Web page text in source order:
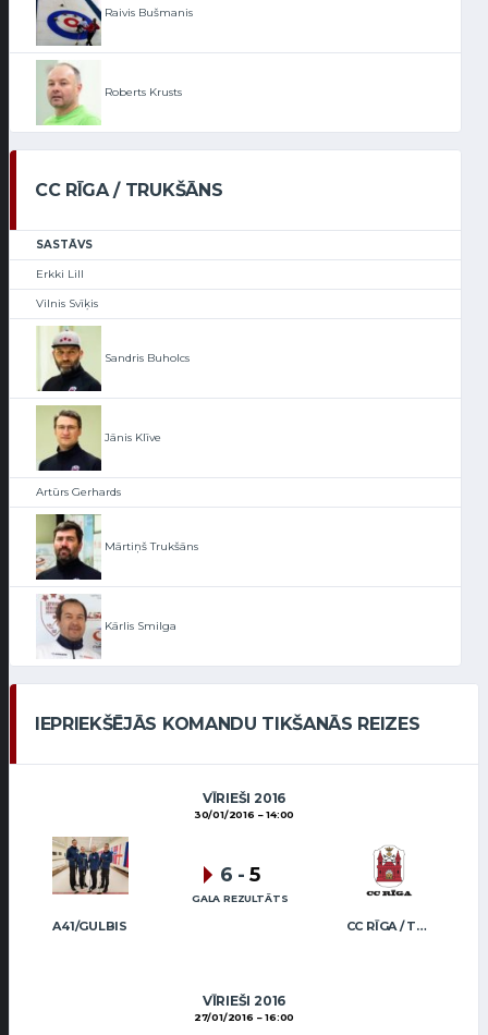
Raivis Bušmanis
Roberts Krusts
CC RĪGA / TRUKŠĀNS
SASTĀVS
Erkki Lill
Vilnis Svīķis
Sandris Buholcs
Jānis Klīve
Artūrs Gerhards
Mārtiņš Trukšāns
Kārlis Smilga
IEPRIEKŠĒJĀS KOMANDU TIKŠANĀS REIZES
VĪRIEŠI 2016
30/01/2016 14:00
A41/GULBIS CC RĪGA / TRUKŠĀNS
6 - 5
GALA REZULTĀTS
VĪRIEŠI 2016
27/01/2016 16:00